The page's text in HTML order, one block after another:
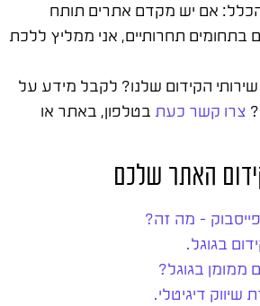
אם יש מקדם אתרים תותח
תחרותיים, אני ממליץ ללכת
הקידום שלנו? לקבל מידע על
צרו קשר כעת בטלפון, באתר או
האתר שלכם
– מה זה?
בגוגל.
ממומן בגוגל?
דיגיטלי.